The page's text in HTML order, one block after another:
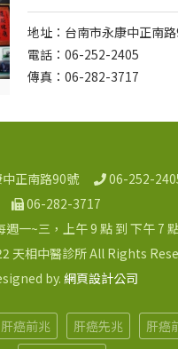
地址：台南市永康中正南
電話：06-252-2405
傳真：06-282-3717
正南路90號
06-252-
06-282-3717
週一~三，上午 9 點 到 下午 7
天相中醫診所 All Rights
by. 網頁設計公司
肝癌前兆 肝癌先兆
肝癌